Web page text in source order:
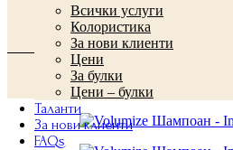
Всички услуги
Колористика
За нови клиенти
Цени
За булки
Цени – булки
Таланти
За нови клиенти
FAQs